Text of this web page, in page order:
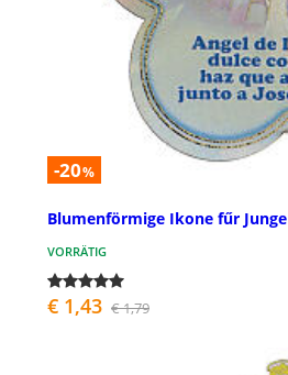
-20%
Blumenförmige Ikone fűr
VORRÄTIG
€ 1,43 € 1,79